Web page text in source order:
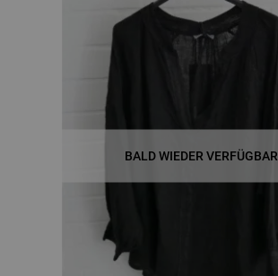
BALD WIEDER VERFÜGBAR